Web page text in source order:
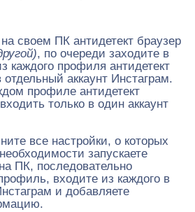
своем ПК антидетект браузер
, по очереди заходите в
каждого профиля антидетект
аккаунт Инстаграм.
профиле антидетект
только в один аккаунт
все настройки, о которых
запускаете
ПК, последовательно
входите из каждого в
и добавляете